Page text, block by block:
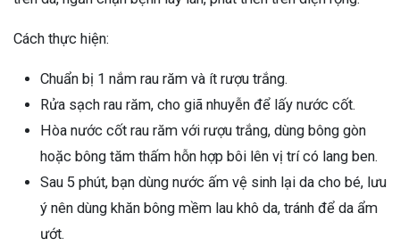
Cách thực hiện:
Chuẩn bị 1 nắm rau răm và ít rượu trắng.
Rửa sạch rau răm, cho giã nhuyễn để lấy nước cốt.
Hòa nước cốt rau răm với rượu trắng, dùng bông gòn
hoặc bông tăm thấm hỗn hợp bôi lên vị trí có lang ben.
Sau 5 phút, bạn dùng nước ấm vệ sinh lại da cho bé, lưu
ý nên dùng khăn bông mềm lau khô da, tránh để da ẩm
ướt.